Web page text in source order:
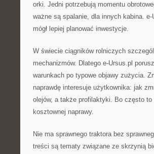
orki. Jedni potrzebują momentu
ważne są spalanie, dla innych kabina.
mógł lepiej planować inwestycje.
W świecie ciągników rolniczych
mechanizmów. Dlatego e-Ursus.pl
warunkach po typowe objawy zużycia.
naprawdę interesuje użytkownika: jak
olejów, a także profilaktyki. Bo często to
kosztownej naprawy.
Nie ma sprawnego traktora bez
treści są tematy związane ze skrzynią